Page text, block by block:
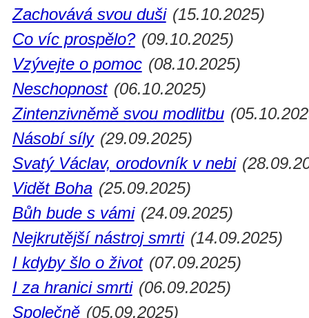
Zachovává svou duši (15.10.2025)
Co víc prospělo? (09.10.2025)
Vzývejte o pomoc (08.10.2025)
Neschopnost (06.10.2025)
Zintenzivněmě svou modlitbu
Násobí síly (29.09.2025)
Svatý Václav, orodovník v nebi
Vidět Boha (25.09.2025)
Bůh bude s vámi (24.09.2025)
Nejkrutější nástroj smrti (14.09.2025)
I kdyby šlo o život (07.09.2025)
I za hranici smrti (06.09.2025)
Společně (05.09.2025)